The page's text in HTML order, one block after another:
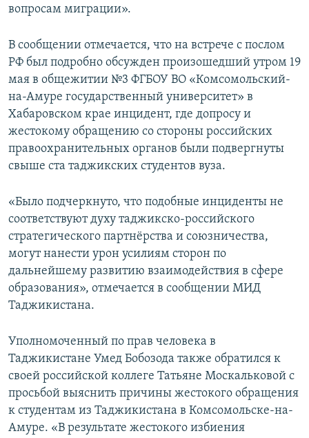
вопросам миграции».
В сообщении отмечается, что на встрече с послом
РФ был подробно обсужден произошедший утром 19
мая в общежитии №3 ФГБОУ ВО «Комсомольский-
на-Амуре государственный университет» в
Хабаровском крае инцидент, где допросу и
жестокому обращению со стороны российских
правоохранительных органов были подвергнуты
свыше ста таджикских студентов вуза.
«Было подчеркнуто, что подобные инциденты не
соответствуют духу таджикско-российского
стратегического партнёрства и союзничества,
могут нанести урон усилиям сторон по
дальнейшему развитию взаимодействия в сфере
образования», отмечается в сообщении МИД
Таджикистана.
Уполномоченный по прав человека в
Таджикистане Умед Бобозода также обратился к
своей российской коллеге Татьяне Москальковой с
просьбой выяснить причины жестокого обращения
к студентам из Таджикистана в Комсомольске-на-
Амуре. «В результате жестокого избиения